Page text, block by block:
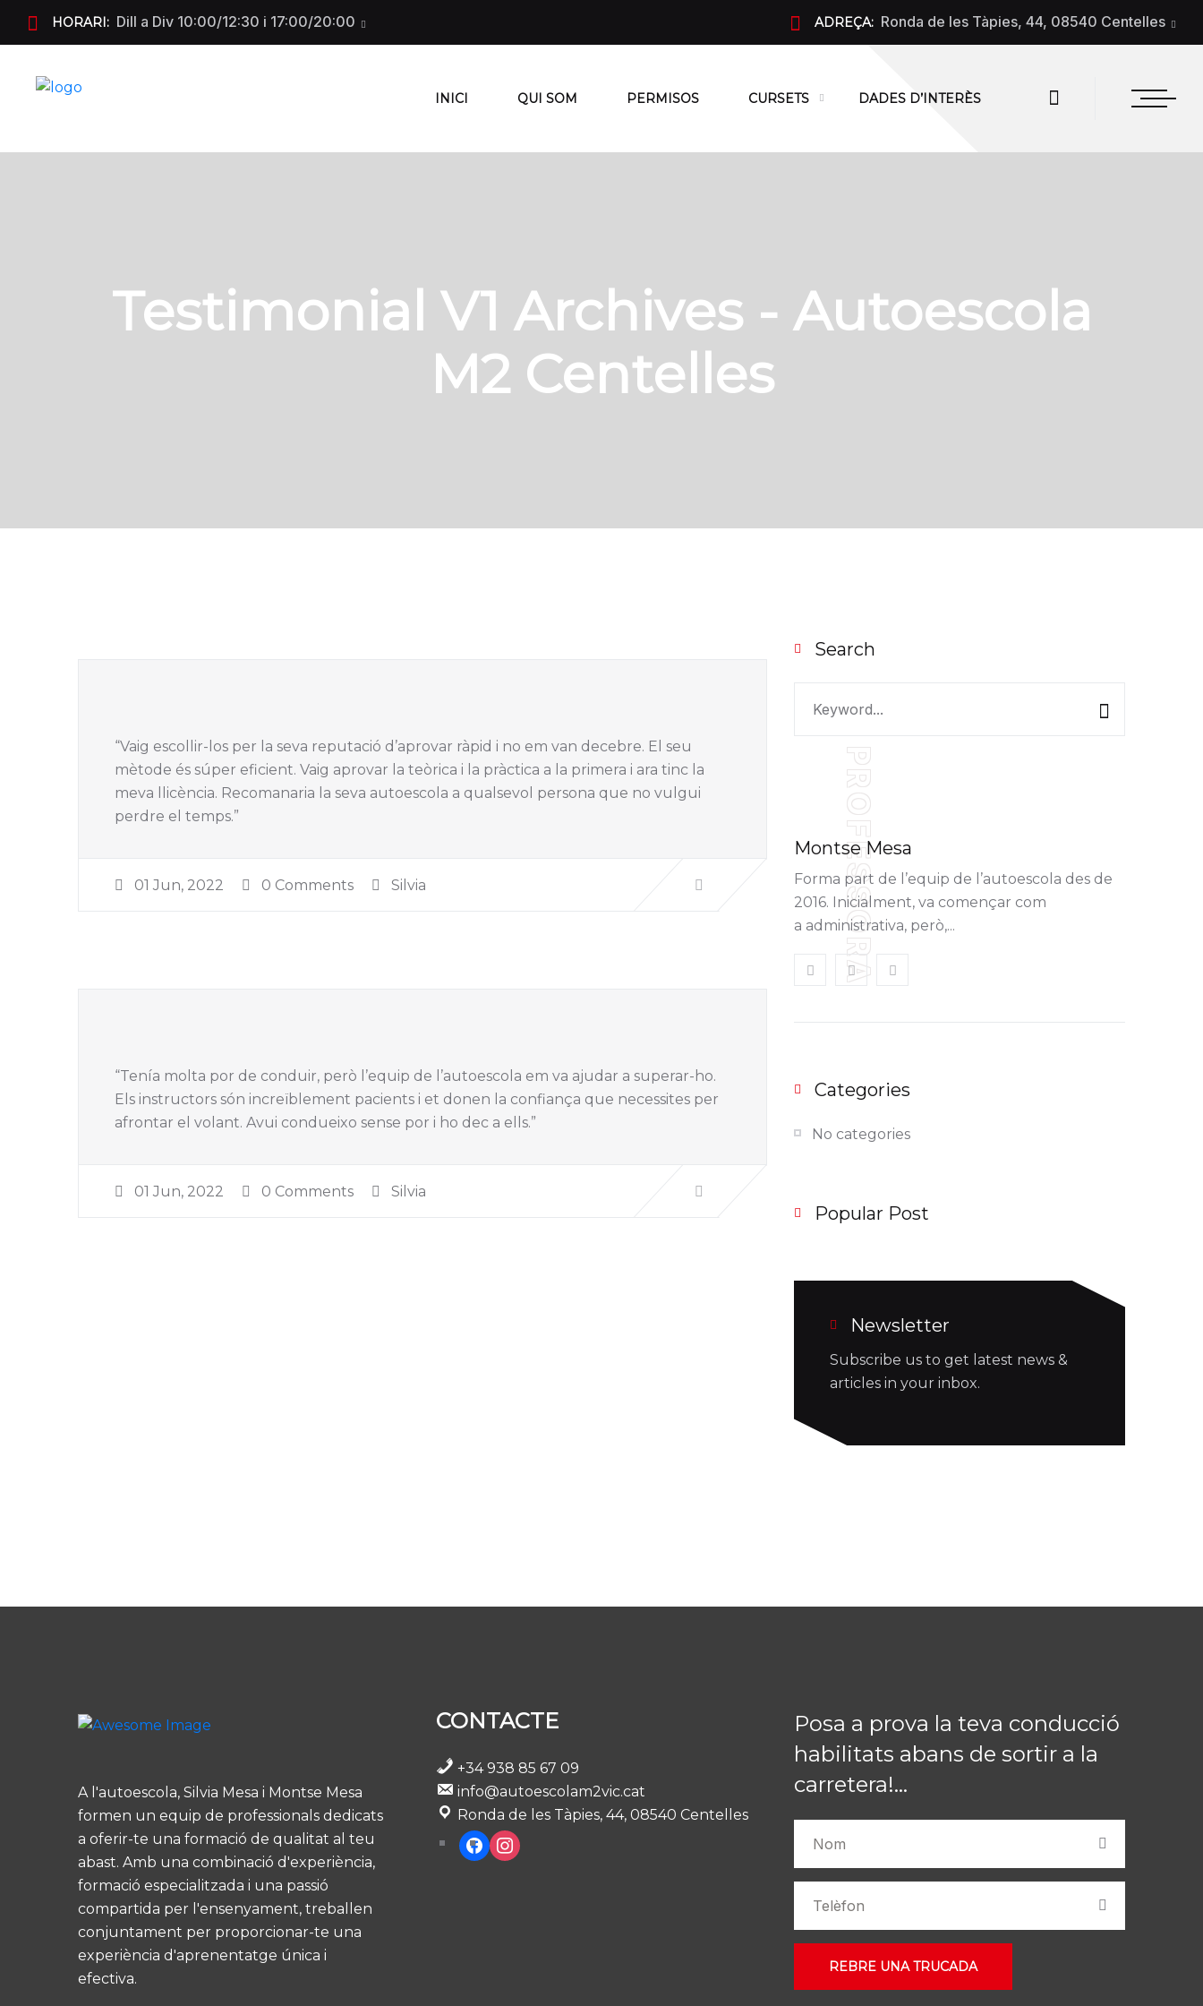
HORARI: Dill a Div 10:00/12:30 i 17:00/20:00 ADREÇA: Ronda de les Tàpies, 44, 08540 Centelles
INICI QUI SOM PERMISOS CURSETS DADES D’INTERÈS
Testimonial V1 Archives - Autoescola
M2 Centelles
“Vaig escollir-los per la seva reputació d’aprovar ràpid i no em van decebre. El seu
mètode és súper eficient. Vaig aprovar la teòrica i la pràctica a la primera i ara tinc la
meva llicència. Recomanaria la seva autoescola a qualsevol persona que no vulgui
perdre el temps.”
01 Jun, 2022 0 Comments Silvia
“Tenía molta por de conduir, però l’equip de l’autoescola em va ajudar a superar-ho.
Els instructors són increïblement pacients i et donen la confiança que necessites per
afrontar el volant. Avui condueixo sense por i ho dec a ells.”
01 Jun, 2022 0 Comments Silvia
Search
PROFESSORA
Montse Mesa
Forma part de l’equip de l’autoescola des de
2016. Inicialment, va començar com
a administrativa, però,...
Categories
No categories
Popular Post
Newsletter
Subscribe us to get latest news &
articles in your inbox.
A l'autoescola, Silvia Mesa i Montse Mesa
formen un equip de professionals dedicats
a oferir-te una formació de qualitat al teu
abast. Amb una combinació d'experiència,
formació especialitzada i una passió
compartida per l'ensenyament, treballen
conjuntament per proporcionar-te una
experiència d'aprenentatge única i
efectiva.
CONTACTE
+34 938 85 67 09
info@autoescolam2vic.cat
Ronda de les Tàpies, 44, 08540 Centelles
facebookinstagram
Posa a prova la teva conducció
habilitats abans de sortir a la
carretera!...
REBRE UNA TRUCADA